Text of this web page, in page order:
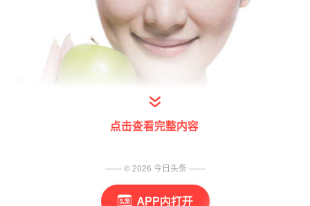
APP内打开
来按摩这些穴位 瘦掉包子脸吧
点击查看完整内容
—— ©2026 今日头条 ——